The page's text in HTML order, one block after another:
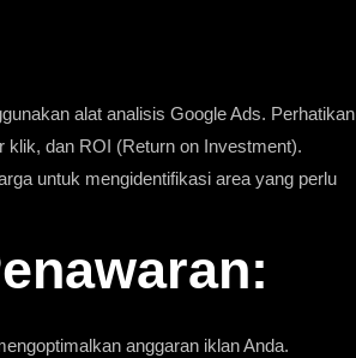
alat analisis Google Ads. Perhatikan
dan ROI (Return on Investment).
untuk mengidentifikasi area yang perlu
anggaran iklan Anda.